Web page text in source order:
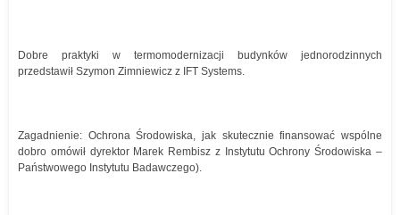
Dobre praktyki w termomodernizacji budynków jednorodzinnych
przedstawił Szymon Zimniewicz z IFT Systems.
Zagadnienie: Ochrona Środowiska, jak skutecznie finansować wspólne
dobro omówił dyrektor Marek Rembisz z Instytutu Ochrony Środowiska –
Państwowego Instytutu Badawczego).